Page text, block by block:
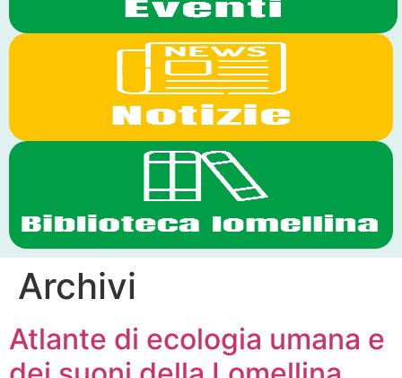
Archivi
Atlante di ecologia umana e